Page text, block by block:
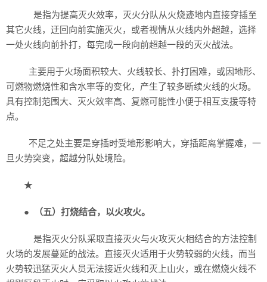
是指为提高灭火效率，灭火分队从火烧迹地内直接穿插至
其它火线，迂回向前实施灭火，或者视情从火线内外超越，选择
一处火线向前扑打，每完成一段向前超越一段的灭火战法。
主要用于火场面积较大、火线较长、扑打困难，或因地形、
可燃物燃烧性和含水率等的变化，产生了较多断续火线的火场。
具有控制范围大、灭火效率高、复燃可能性小便于相互支援等特
点。
不足之处主要是穿插时受地形影响大，穿插距离掌握难，一
旦火势突变，超越分队处境险。
★
● （五）打烧结合，以火攻火。
是指灭火分队采取直接灭火与火攻灭火相结合的方法控制
火场的发展蔓延的战法。直接灭火适用于火势较弱的火线，而当
火势较迅猛灭火人员无法接近火线和灭上山火，或在燃烧火线不